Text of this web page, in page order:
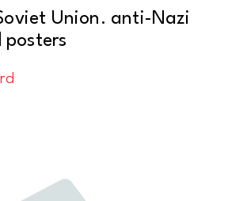
Union. anti-Nazi
posters